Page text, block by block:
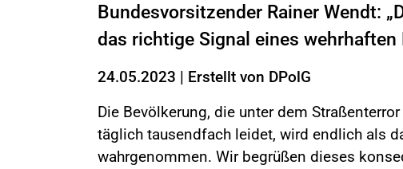
Bundesvorsitzender Rainer Wendt:
das richtige Signal eines wehrhaften
24.05.2023 | Erstellt von DPolG
Die Bevölkerung, die unter dem
täglich tausendfach leidet, wird endlich als
wahrgenommen. Wir begrüßen dieses